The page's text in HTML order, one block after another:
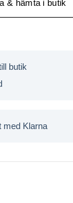
& hämta i butik
butik
med Klarna